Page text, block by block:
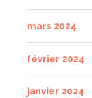
mars 2024
février 2024
janvier 2024